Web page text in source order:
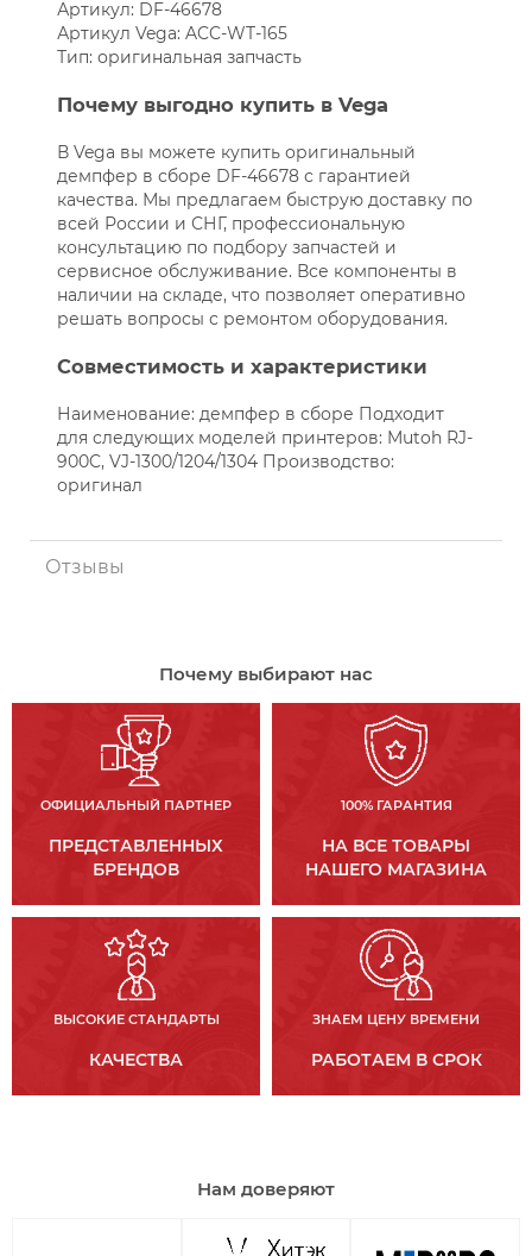
Артикул: DF-46678
Артикул Vega: ACC-WT-165
Тип: оригинальная запчасть
Почему выгодно купить в Vega
В Vega вы можете купить оригинальный
демпфер в сборе DF-46678 с гарантией
качества. Мы предлагаем быструю доставку по
всей России и СНГ, профессиональную
консультацию по подбору запчастей и
сервисное обслуживание. Все компоненты в
наличии на складе, что позволяет оперативно
решать вопросы с ремонтом оборудования.
Совместимость и характеристики
Наименование: демпфер в сборе Подходит
для следующих моделей принтеров: Mutoh RJ-
900C, VJ-1300/1204/1304 Производство:
оригинал
Отзывы
Почему выбирают нас
ОФИЦИАЛЬНЫЙ ПАРТНЕР
ПРЕДСТАВЛЕННЫХ
БРЕНДОВ
100% ГАРАНТИЯ
НА ВСЕ ТОВАРЫ
НАШЕГО МАГАЗИНА
ВЫСОКИЕ СТАНДАРТЫ
КАЧЕСТВА
ЗНАЕМ ЦЕНУ ВРЕМЕНИ
РАБОТАЕМ В СРОК
Нам доверяют